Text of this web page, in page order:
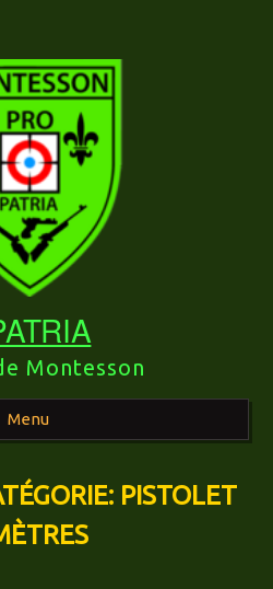
Montesson
Menu
PISTOLET